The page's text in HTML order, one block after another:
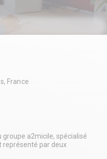
France
a2micile, spécialisé
représenté par deux